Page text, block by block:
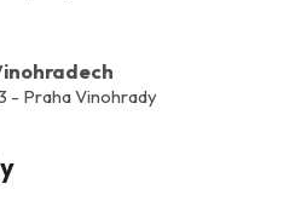
- Praha Vinohrady